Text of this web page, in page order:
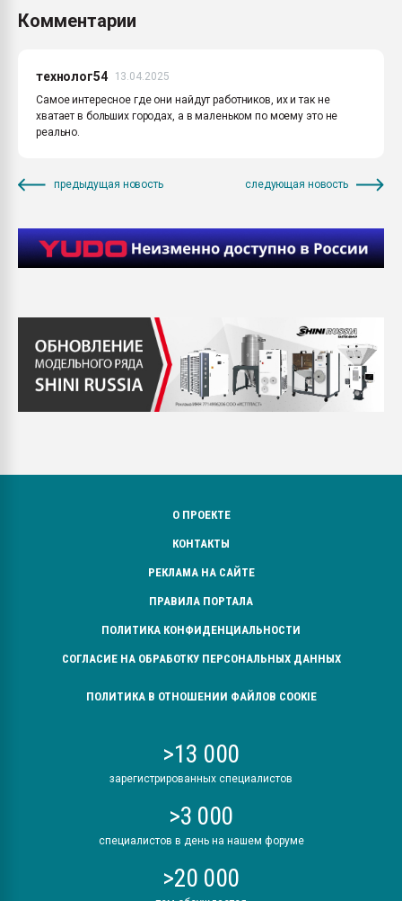
Комментарии
технолог54
13.04.2025
Самое интересное где они найдут работников, их и так не
хватает в больших городах, а в маленьком по моему это не
реально.
предыдущая новость следующая новость
О ПРОЕКТЕ
КОНТАКТЫ
РЕКЛАМА НА САЙТЕ
ПРАВИЛА ПОРТАЛА
ПОЛИТИКА КОНФИДЕНЦИАЛЬНОСТИ
СОГЛАСИЕ НА ОБРАБОТКУ ПЕРСОНАЛЬНЫХ ДАННЫХ
ПОЛИТИКА В ОТНОШЕНИИ ФАЙЛОВ COOKIE
>13 000
зарегистрированных специалистов
>3 000
специалистов в день на нашем форуме
>20 000